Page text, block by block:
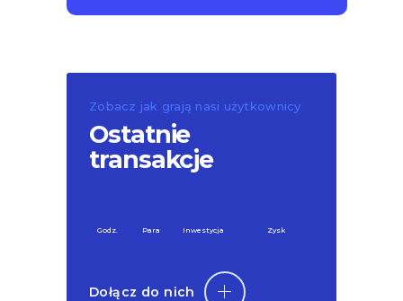
Zobacz jak grają nasi użytkownicy
Ostatnie
transakcje
Godz. Para Inwestycja Zysk
Dołącz do nich